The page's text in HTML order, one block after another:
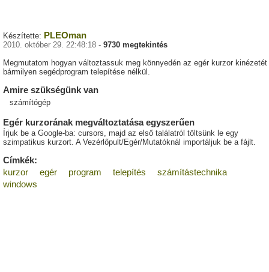
Készítette: PLEOman
2010. október 29. 22:48:18 - 9730 megtekintés
Megmutatom hogyan változtassuk meg könnyedén az egér kurzor kinézetét
bármilyen segédprogram telepítése nélkül.
Amire szükségünk van
számítógép
Egér kurzorának megváltoztatása egyszerűen
Írjuk be a Google-ba: cursors, majd az első találatról töltsünk le egy
szimpatikus kurzort. A Vezérlőpult/Egér/Mutatóknál importáljuk be a fájlt.
Címkék:
kurzor
egér program telepítés
számítástechnika
windows